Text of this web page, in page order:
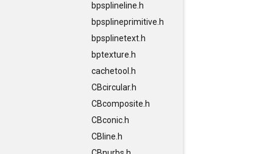
bpsplineline.h
bpsplineprimitive.h
bpsplinetext.h
bptexture.h
cachetool.h
CBcircular.h
CBcomposite.h
CBconic.h
CBline.h